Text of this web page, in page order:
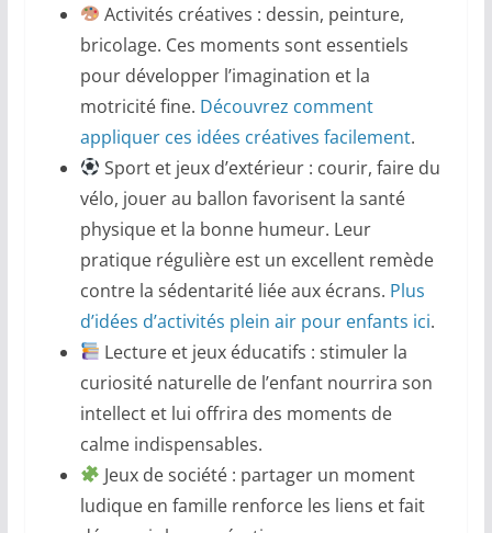
Activités créatives : dessin, peinture,
bricolage. Ces moments sont essentiels
pour développer l’imagination et la
motricité fine. Découvrez comment
appliquer ces idées créatives facilement.
Sport et jeux d’extérieur : courir, faire du
vélo, jouer au ballon favorisent la santé
physique et la bonne humeur. Leur
pratique régulière est un excellent remède
contre la sédentarité liée aux écrans. Plus
d’idées d’activités plein air pour enfants ici.
Lecture et jeux éducatifs : stimuler la
curiosité naturelle de l’enfant nourrira son
intellect et lui offrira des moments de
calme indispensables.
Jeux de société : partager un moment
ludique en famille renforce les liens et fait